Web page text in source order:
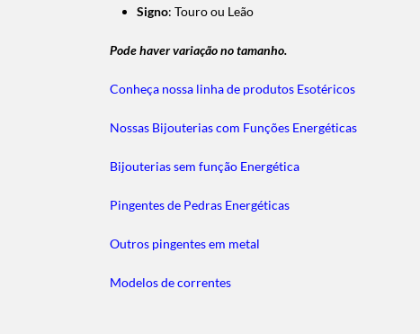
Signo: Touro ou Leão
Pode haver variação no tamanho.
Conheça nossa linha de produtos Esotéricos
Nossas Bijouterias com Funções Energéticas
Bijouterias sem função Energética
Pingentes de Pedras Energéticas
Outros pingentes em metal
Modelos de correntes